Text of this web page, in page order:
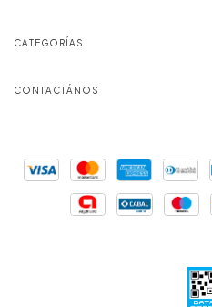
CATEGORÍAS
CONTACTÁNOS